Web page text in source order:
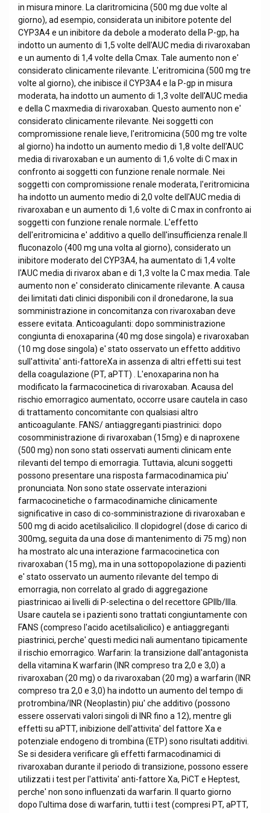
in misura minore. La claritromicina (500 mg due volte al
giorno), ad esempio, considerata un inibitore potente del
CYP3A4 e un inibitore da debole a moderato della P-gp, ha
indotto un aumento di 1,5 volte dell'AUC media di rivaroxaban
e un aumento di 1,4 volte della Cmax. Tale aumento non e'
considerato clinicamente rilevante. L'eritromicina (500 mg tre
volte al giorno), che inibisce il CYP3A4 e la P-gp in misura
moderata, ha indotto un aumento di 1,3 volte dell'AUC media
e della C maxmedia di rivaroxaban. Questo aumento non e'
considerato clinicamente rilevante. Nei soggetti con
compromissione renale lieve, l'eritromicina (500 mg tre volte
al giorno) ha indotto un aumento medio di 1,8 volte dell'AUC
media di rivaroxaban e un aumento di 1,6 volte di C max in
confronto ai soggetti con funzione renale normale. Nei
soggetti con compromissione renale moderata, l'eritromicina
ha indotto un aumento medio di 2,0 volte dell'AUC media di
rivaroxaban e un aumento di 1,6 volte di C max in confronto ai
soggetti con funzione renale normale. L'effetto
dell'eritromicina e' additivo a quello dell'insufficienza renale.Il
fluconazolo (400 mg una volta al giorno), considerato un
inibitore moderato del CYP3A4, ha aumentato di 1,4 volte
l'AUC media di rivarox aban e di 1,3 volte la C max media. Tale
aumento non e' considerato clinicamente rilevante. A causa
dei limitati dati clinici disponibili con il dronedarone, la sua
somministrazione in concomitanza con rivaroxaban deve
essere evitata. Anticoagulanti: dopo somministrazione
congiunta di enoxaparina (40 mg dose singola) e rivaroxaban
(10 mg dose singola) e' stato osservato un effetto additivo
sull'attivita' anti-fattoreXa in assenza di altri effetti sui test
della coagulazione (PT, aPTT) . L'enoxaparina non ha
modificato la farmacocinetica di rivaroxaban. Acausa del
rischio emorragico aumentato, occorre usare cautela in caso
di trattamento concomitante con qualsiasi altro
anticoagulante. FANS/ antiaggreganti piastrinici: dopo
cosomministrazione di rivaroxaban (15mg) e di naproxene
(500 mg) non sono stati osservati aumenti clinicam ente
rilevanti del tempo di emorragia. Tuttavia, alcuni soggetti
possono presentare una risposta farmacodinamica piu'
pronunciata. Non sono state osservate interazioni
farmacocinetiche o farmacodinamiche clinicamente
significative in caso di co-somministrazione di rivaroxaban e
500 mg di acido acetilsalicilico. Il clopidogrel (dose di carico di
300mg, seguita da una dose di mantenimento di 75 mg) non
ha mostrato alc una interazione farmacocinetica con
rivaroxaban (15 mg), ma in una sottopopolazione di pazienti
e' stato osservato un aumento rilevante del tempo di
emorragia, non correlato al grado di aggregazione
piastrinicao ai livelli di P-selectina o del recettore GPIIb/IIIa.
Usare cautela se i pazienti sono trattati congiuntamente con
FANS (compreso l'acido acetilsalicilico) e antiaggreganti
piastrinici, perche' questi medici nali aumentano tipicamente
il rischio emorragico. Warfarin: la transizione dall'antagonista
della vitamina K warfarin (INR compreso tra 2,0 e 3,0) a
rivaroxaban (20 mg) o da rivaroxaban (20 mg) a warfarin (INR
compreso tra 2,0 e 3,0) ha indotto un aumento del tempo di
protrombina/INR (Neoplastin) piu' che additivo (possono
essere osservati valori singoli di INR fino a 12), mentre gli
effetti su aPTT, inibizione dell'attivita' del fattore Xa e
potenziale endogeno di trombina (ETP) sono risultati additivi.
Se si desidera verificare gli effetti farmacodinamici di
rivaroxaban durante il periodo di transizione, possono essere
utilizzati i test per l'attivita' anti-fattore Xa, PiCT e Heptest,
perche' non sono influenzati da warfarin. Il quarto giorno
dopo l'ultima dose di warfarin, tutti i test (compresi PT, aPTT,